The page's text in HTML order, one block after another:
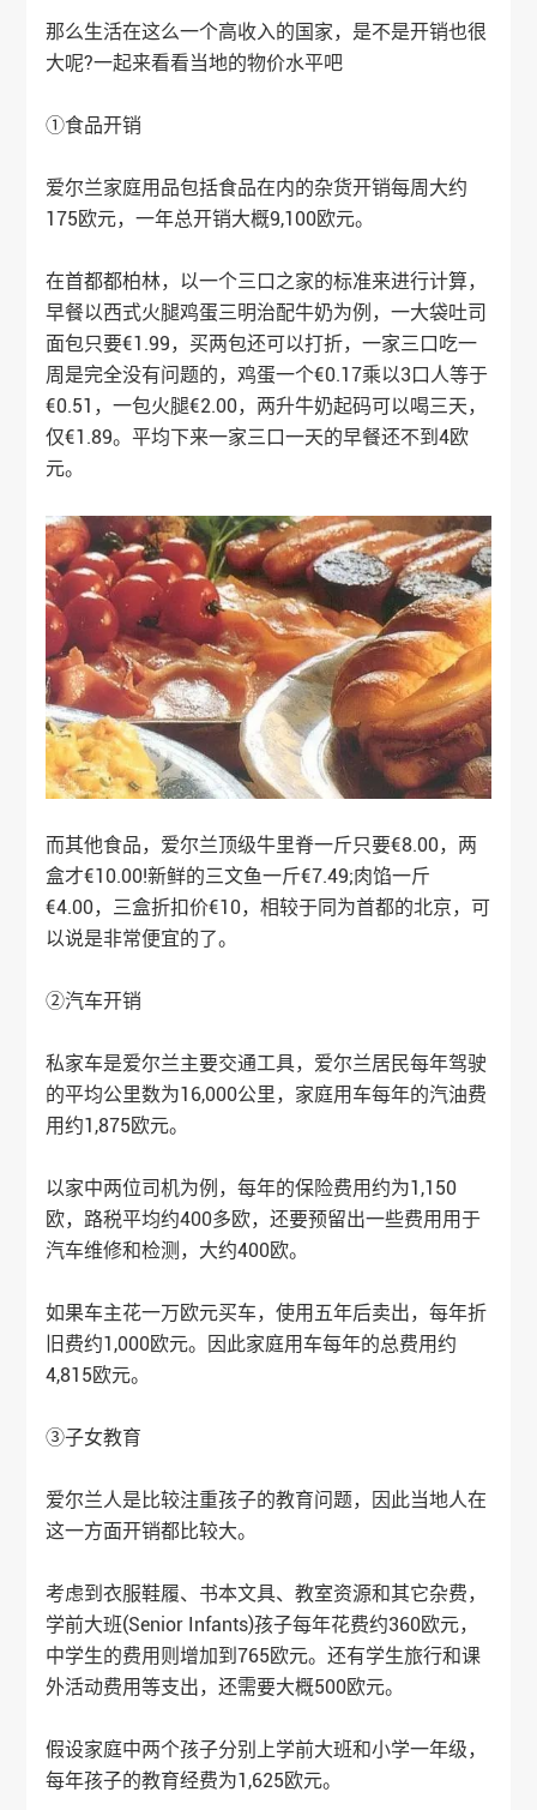
那么生活在这么一个高收入的国家，是不是开销也很
大呢?一起来看看当地的物价水平吧
①食品开销
爱尔兰家庭用品包括食品在内的杂货开销每周大约
175欧元，一年总开销大概9,100欧元。
在首都都柏林，以一个三口之家的标准来进行计算，
早餐以西式火腿鸡蛋三明治配牛奶为例，一大袋吐司
面包只要€1.99，买两包还可以打折，一家三口吃一
周是完全没有问题的，鸡蛋一个€0.17乘以3口人等于
€0.51，一包火腿€2.00，两升牛奶起码可以喝三天，
仅€1.89。平均下来一家三口一天的早餐还不到4欧
元。
而其他食品，爱尔兰顶级牛里脊一斤只要€8.00，两
盒才€10.00!新鲜的三文鱼一斤€7.49;肉馅一斤
€4.00，三盒折扣价€10，相较于同为首都的北京，可
以说是非常便宜的了。
②汽车开销
私家车是爱尔兰主要交通工具，爱尔兰居民每年驾驶
的平均公里数为16,000公里，家庭用车每年的汽油费
用约1,875欧元。
以家中两位司机为例，每年的保险费用约为1,150
欧，路税平均约400多欧，还要预留出一些费用用于
汽车维修和检测，大约400欧。
如果车主花一万欧元买车，使用五年后卖出，每年折
旧费约1,000欧元。因此家庭用车每年的总费用约
4,815欧元。
③子女教育
爱尔兰人是比较注重孩子的教育问题，因此当地人在
这一方面开销都比较大。
考虑到衣服鞋履、书本文具、教室资源和其它杂费，
学前大班(Senior Infants)孩子每年花费约360欧元，
中学生的费用则增加到765欧元。还有学生旅行和课
外活动费用等支出，还需要大概500欧元。
假设家庭中两个孩子分别上学前大班和小学一年级，
每年孩子的教育经费为1,625欧元。